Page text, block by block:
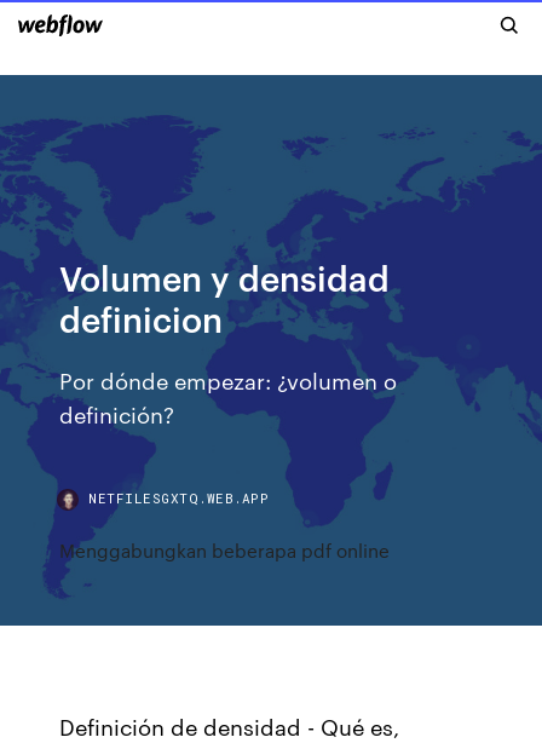
Volumen y densidad
definicion
Por dónde empezar: ¿volumen o
definición?
NETFILESGXTQ.WEB.APP
Menggabungkan beberapa pdf online
Definición de densidad - Qué es,